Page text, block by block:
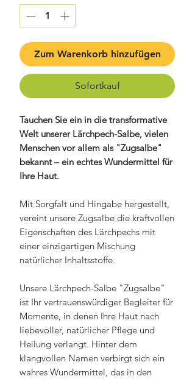
Zum Warenkorb hinzufügen
Sofortkauf
Tauchen Sie ein in die transformative
Welt unserer Lärchpech-Salbe, vielen
Menschen vor allem als "Zugsalbe"
bekannt – ein echtes Wundermittel für
Ihre Haut.
Mit Sorgfalt und Hingabe hergestellt,
vereint unsere Zugsalbe die kraftvollen
Eigenschaften des Lärchpechs mit
einer einzigartigen Mischung
natürlicher Inhaltsstoffe.
Unsere Lärchpech-Salbe "Zugsalbe"
ist Ihr vertrauenswürdiger Begleiter für
Momente, in denen Ihre Haut nach
liebevoller, natürlicher Pflege und
Heilung verlangt. Hinter dem
klangvollen Namen verbirgt sich ein
wahres Wundermittel, das in den